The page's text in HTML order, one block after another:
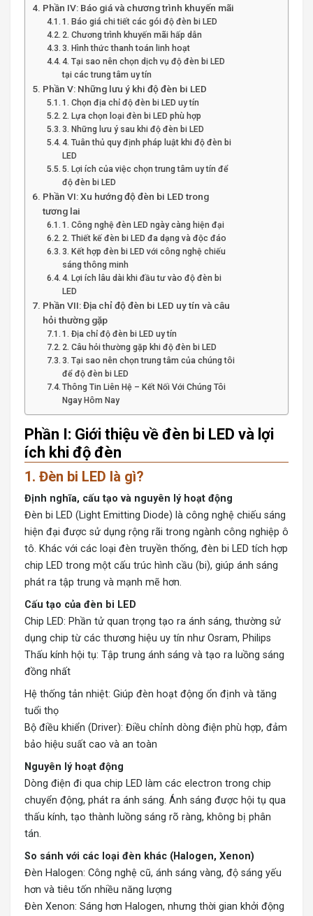
Phần IV: Báo giá và chương trình khuyến mãi
1. Báo giá chi tiết các gói độ đèn bi LED
2. Chương trình khuyến mãi hấp dẫn
3. Hình thức thanh toán linh hoạt
4. Tại sao nên chọn dịch vụ độ đèn bi LED
tại các trung tâm uy tín
Phần V: Những lưu ý khi độ đèn bi LED
1. Chọn địa chỉ độ đèn bi LED uy tín
2. Lựa chọn loại đèn bi LED phù hợp
3. Những lưu ý sau khi độ đèn bi LED
4. Tuân thủ quy định pháp luật khi độ đèn bi
LED
5. Lợi ích của việc chọn trung tâm uy tín để
độ đèn bi LED
Phần VI: Xu hướng độ đèn bi LED trong
tương lai
1. Công nghệ đèn LED ngày càng hiện đại
2. Thiết kế đèn bi LED đa dạng và độc đáo
3. Kết hợp đèn bi LED với công nghệ chiếu
sáng thông minh
4. Lợi ích lâu dài khi đầu tư vào độ đèn bi
LED
Phần VII: Địa chỉ độ đèn bi LED uy tín và câu
hỏi thường gặp
1. Địa chỉ độ đèn bi LED uy tín
2. Câu hỏi thường gặp khi độ đèn bi LED
3. Tại sao nên chọn trung tâm của chúng tôi
để độ đèn bi LED
Thông Tin Liên Hệ – Kết Nối Với Chúng Tôi
Ngay Hôm Nay
Phần I: Giới thiệu về đèn bi LED và lợi
ích khi độ đèn
1. Đèn bi LED là gì?
Định nghĩa, cấu tạo và nguyên lý hoạt động
Đèn bi LED (Light Emitting Diode) là công nghệ chiếu sáng
hiện đại được sử dụng rộng rãi trong ngành công nghiệp ô
tô. Khác với các loại đèn truyền thống, đèn bi LED tích hợp
chip LED trong một cấu trúc hình cầu (bi), giúp ánh sáng
phát ra tập trung và mạnh mẽ hơn.
Cấu tạo của đèn bi LED
Chip LED: Phần tử quan trọng tạo ra ánh sáng, thường sử
dụng chip từ các thương hiệu uy tín như Osram, Philips
Thấu kính hội tụ: Tập trung ánh sáng và tạo ra luồng sáng
đồng nhất
Hệ thống tản nhiệt: Giúp đèn hoạt động ổn định và tăng
tuổi thọ
Bộ điều khiển (Driver): Điều chỉnh dòng điện phù hợp, đảm
bảo hiệu suất cao và an toàn
Nguyên lý hoạt động
Dòng điện đi qua chip LED làm các electron trong chip
chuyển động, phát ra ánh sáng. Ánh sáng được hội tụ qua
thấu kính, tạo thành luồng sáng rõ ràng, không bị phân
tán.
So sánh với các loại đèn khác (Halogen, Xenon)
Đèn Halogen: Công nghệ cũ, ánh sáng vàng, độ sáng yếu
hơn và tiêu tốn nhiều năng lượng
Đèn Xenon: Sáng hơn Halogen, nhưng thời gian khởi động